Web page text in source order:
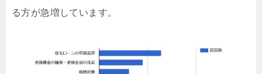
る方が急増しています。